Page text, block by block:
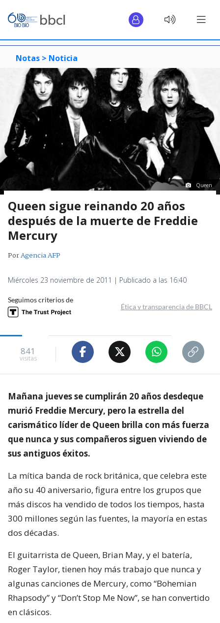
Notas > Noticia
Queen
Queen sigue reinando 20 años
después de la muerte de Freddie
Mercury
PorAgencia AFP
Miércoles 23 noviembre de 2011 | Publicado a las 16:40
Seguimos criterios de
Ética y transparencia de BBCL
841
visitas
Mañana jueves se cumplirán 20 años desdeque
murió Freddie Mercury, pero la estrella del
carismático líder de Queen brilla con más fuerza
que nunca y sus compañeros siguen viviendo de
sus antiguos éxitos.
La mítica banda de rock británica, que celebra este
año su 40 aniversario, figura entre los grupos que
más discos ha vendido de todos los tiempos, hasta
300 millones según las fuentes, la mayoría en estas
dos décadas.
El guitarrista de Queen, Brian May, y el batería,
Roger Taylor, tienen hoy más trabajo que nunca y
algunas canciones de Mercury, como “Bohemian
Rhapsody” y “Don’t Stop Me Now”, se han convertido
en clásicos.